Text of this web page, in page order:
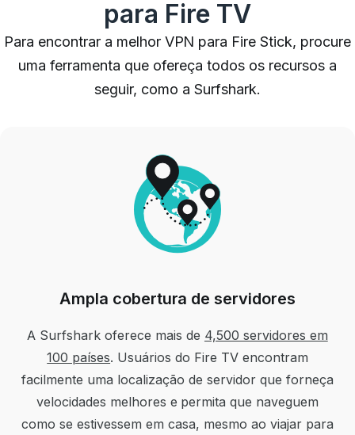
para Fire TV
Para encontrar a melhor VPN para Fire Stick, procure
uma ferramenta que ofereça todos os recursos a
seguir, como a Surfshark.
Ampla cobertura de servidores
A Surfshark oferece mais de 4,500 servidores em
100 países. Usuários do Fire TV encontram
facilmente uma localização de servidor que forneça
velocidades melhores e permita que naveguem
como se estivessem em casa, mesmo ao viajar para